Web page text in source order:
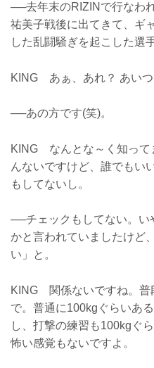
──去年末のRIZINで行なわ
祐美子戦後に出てきて、ギ
した乱闘騒ぎを起こした選
KING あぁ、あれ？ あいつ
──あの方です(笑)。
KING なんとな～く知って
んないですけど、誰でもい
もしてないし。
──チェックもしてない。い
かと言われていましたけど
い」と。
KING 関係ないですね。普
で。普通に100kgぐらいあ
し、打撃の練習も100kgぐ
怖い感覚もないですよ。